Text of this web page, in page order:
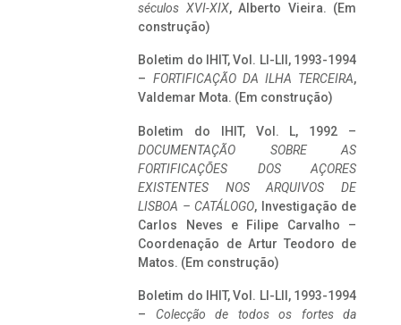
séculos XVI-XIX, Alberto Vieira. (Em
construção)
Boletim do IHIT, Vol. LI-LII, 1993-1994
– FORTIFICAÇÃO DA ILHA TERCEIRA,
Valdemar Mota. (Em construção)
Boletim do IHIT, Vol. L, 1992 –
DOCUMENTAÇÃO SOBRE AS
FORTIFICAÇÕES DOS AÇORES
EXISTENTES NOS ARQUIVOS DE
LISBOA – CATÁLOGO, Investigação de
Carlos Neves e Filipe Carvalho –
Coordenação de Artur Teodoro de
Matos. (Em construção)
Boletim do IHIT, Vol. LI-LII, 1993-1994
– Colecção de todos os fortes da